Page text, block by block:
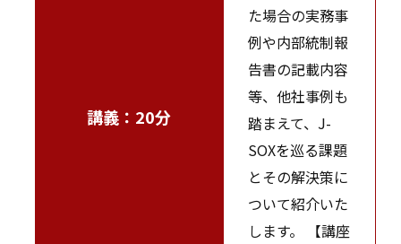
講義：20分
た場合の実務事
例や内部統制報
告書の記載内容
等、他社事例も
踏まえて、J-
SOXを巡る課題
とその解決策に
ついて紹介いた
します。 【講座